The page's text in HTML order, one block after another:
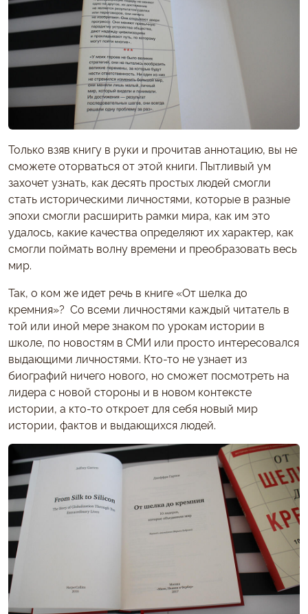
Только взяв книгу в руки и прочитав аннотацию, вы не
сможете оторваться от этой книги. Пытливый ум
захочет узнать, как десять простых людей смогли
стать историческими личностями, которые в разные
эпохи смогли расширить рамки мира, как им это
удалось, какие качества определяют их характер, как
смогли поймать волну времени и преобразовать весь
мир.
Так, о ком же идет речь в книге «От шелка до
кремния»? Со всеми личностями каждый читатель в
той или иной мере знаком по урокам истории в
школе, по новостям в СМИ или просто интересовался
выдающими личностями. Кто-то не узнает из
биографий ничего нового, но сможет посмотреть на
лидера с новой стороны и в новом контексте
истории, а кто-то откроет для себя новый мир
истории, фактов и выдающихся людей.